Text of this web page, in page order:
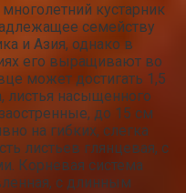
кустарник
семейству
и Азия, однако в
его выращивают во
может достигать 1,5
листья насыщенного
до 15 см
на гибких, слегка
листьев глянцевая, с
Корневая система
с длинным